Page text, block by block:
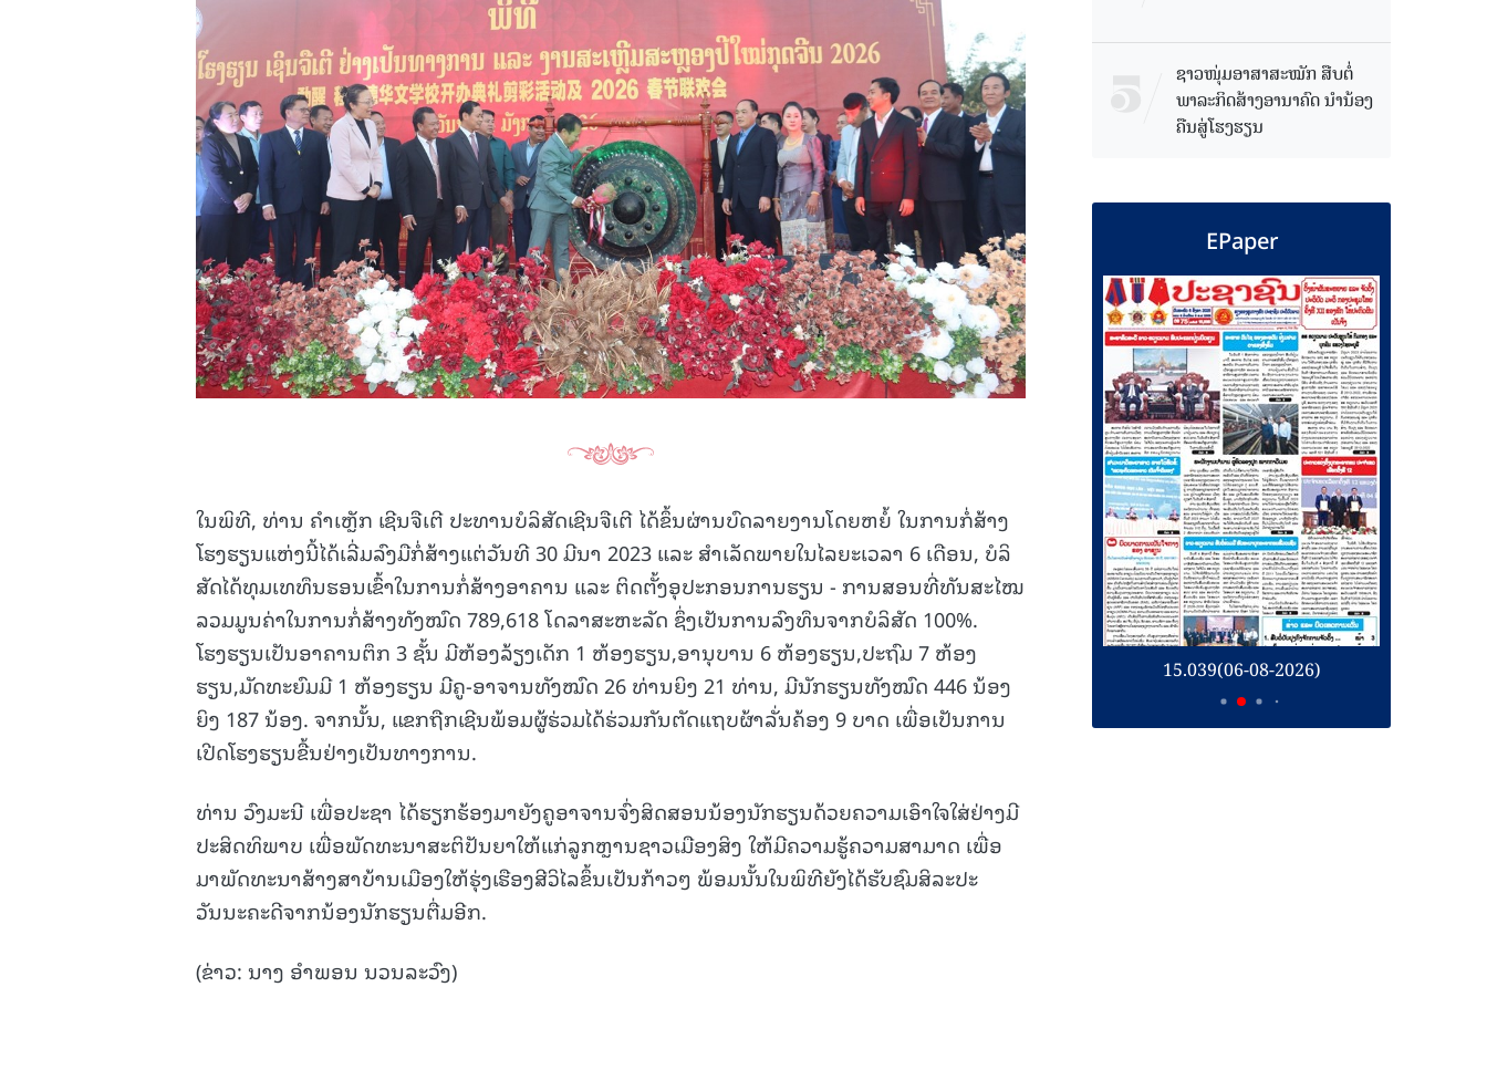
ໃນພິທີ, ທ່ານ ຄໍາເຫຼັກ ເຊີນຈືເຕີ ປະທານບໍລິສັດເຊີນຈືເຕີ ໄດ້ຂຶ້ນຜ່ານບົດລາຍງານໂດຍຫຍໍ້ ໃນການກໍ່ສ້າງ
ໂຮງຮຽນແຫ່ງນີ້ໄດ້ເລີ່ມລົງມືກໍ່ສ້າງແຕ່ວັນທີ 30 ມີນາ 2023 ແລະ ສຳເລັດພາຍໃນໄລຍະເວລາ 6 ເດືອນ, ບໍລິ
ສັດໄດ້ທຸມເທທຶນຮອນເຂົ້າໃນການກໍ່ສ້າງອາຄານ ແລະ ຕິດຕັ້ງອຸປະກອນການຮຽນ - ການສອນທີ່ທັນສະໄໝ
ລວມມູນຄ່າໃນການກໍ່ສ້າງທັງໝົດ 789,618 ໂດລາສະຫະລັດ ຊຶ່ງເປັນການລົງທຶນຈາກບໍລິສັດ 100%.
ໂຮງຮຽນເປັນອາຄານຕຶກ 3 ຊັ້ນ ມີຫ້ອງລ້ຽງເດັກ 1 ຫ້ອງຮຽນ,ອານຸບານ 6 ຫ້ອງຮຽນ,ປະຖົມ 7 ຫ້ອງ
ຮຽນ,ມັດທະຍົມມີ 1 ຫ້ອງຮຽນ ມີຄູ-ອາຈານທັງໝົດ 26 ທ່ານຍິງ 21 ທ່ານ, ມີນັກຮຽນທັງໝົດ 446 ນ້ອງ
ຍິງ 187 ນ້ອງ. ຈາກນັ້ນ, ແຂກຖືກເຊີນພ້ອມຜູ້ຮ່ວມໄດ້ຮ່ວມກັນຕັດແຖບຜ້າລັ່ນຄ້ອງ 9 ບາດ ເພື່ອເປັນການ
ເປີດໂຮງຮຽນຂື້ນຢ່າງເປັນທາງການ.
ທ່ານ ວົງມະນີ ເພື່ອປະຊາ ໄດ້ຮຽກຮ້ອງມາຍັງຄູອາຈານຈົ່ງສິດສອນນ້ອງນັກຮຽນດ້ວຍຄວາມເອົາໃຈໃສ່ຢ່າງມີ
ປະສິດທິພາບ ເພື່ອພັດທະນາສະຕິປັນຍາໃຫ້ແກ່ລູກຫຼານຊາວເມືອງສິງ ໃຫ້ມີຄວາມຮູ້ຄວາມສາມາດ ເພື່ອ
ມາພັດທະນາສ້າງສາບ້ານເມືອງໃຫ້ຮຸ່ງເຮືອງສີວິໄລຂຶ້ນເປັນກ້າວໆ ພ້ອມນັ້ນໃນພິທີຍັງໄດ້ຮັບຊົມສິລະປະ
ວັນນະຄະດີຈາກນ້ອງນັກຮຽນຕື່ມອີກ.
(ຂ່າວ: ນາງ ອຳພອນ ນວນລະວົງ)
ຊາວໜຸ່ມອາສາສະໝັກ ສືບຕໍ່
ພາລະກິດສ້າງອານາຄົດ ນໍານ້ອງ
ຄືນສູ່ໂຮງຮຽນ
EPaper
15.040(07-08-2026) 15.039(06-08-2026) 15.038(05-08-2026)